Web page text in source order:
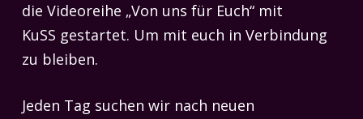
die Videoreihe „Von uns für Euch“ mit
KuSS gestartet. Um mit euch in Verbindung
zu bleiben.
Jeden Tag suchen wir nach neuen